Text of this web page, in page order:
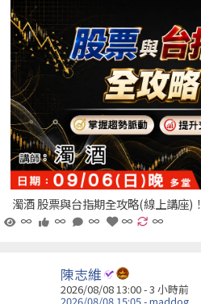
濁酒 股票與台指期全攻略(線上講座)！
∞
∞ ∞ ∞ ∞
陳志維
2026/08/08 13:00 -3 小時前